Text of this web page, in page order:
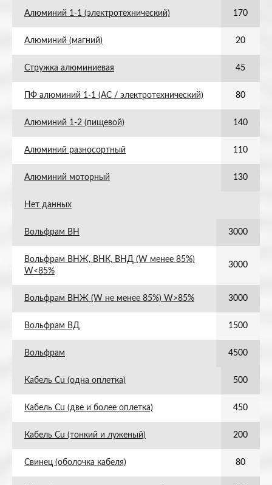
Алюминий 1-1 (электротехнический) 170
Алюминий (магний) 20
Стружка алюминиевая 45
ПФ алюминий 1-1 (АС / электротехнический) 80
Алюминий 1-2 (пищевой) 140
Алюминий разносортный 110
Алюминий моторный 130
Нет данных
Вольфрам ВН 3000
Вольфрам ВНЖ, ВНК, ВНД (W менее 85%)
W<85%
3000
Вольфрам ВНЖ (W не менее 85%) W>85% 3000
Вольфрам ВД 1500
Вольфрам 4500
Кабель Cu (одна оплетка) 500
Кабель Cu (две и более оплетка) 450
Кабель Cu (тонкий и луженый) 200
Свинец (оболочка кабеля) 80